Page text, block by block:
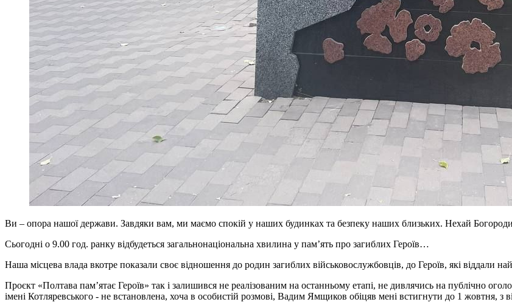
Ви – опора нашої держави. Завдяки вам, ми маємо спокій у наших будинках та безпеку наших близьких. Нехай
Сьогодні о 9.00 год. ранку відбудеться загальнонаціональна хвилина у памʼять про загиблих Героїв…
Наша місцева влада вкотре показали своє відношення до родин загиблих військовослужбовців, до Героїв, які віддали
Проєкт «Полтава памʼятає Героїв» так і залишився не реалізованим на останньому етапі, не дивлячись на публічно
імені Котляревського - не встановлена, хоча в особистій розмові, Вадим Ямщиков обіцяв мені встигнути до 1 жовтня,